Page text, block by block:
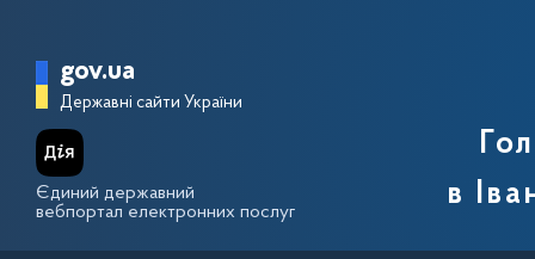
Головна сторінка Державної
gov.ua
Державні сайти України
Єдиний державний
вебпортал електронних послуг
в